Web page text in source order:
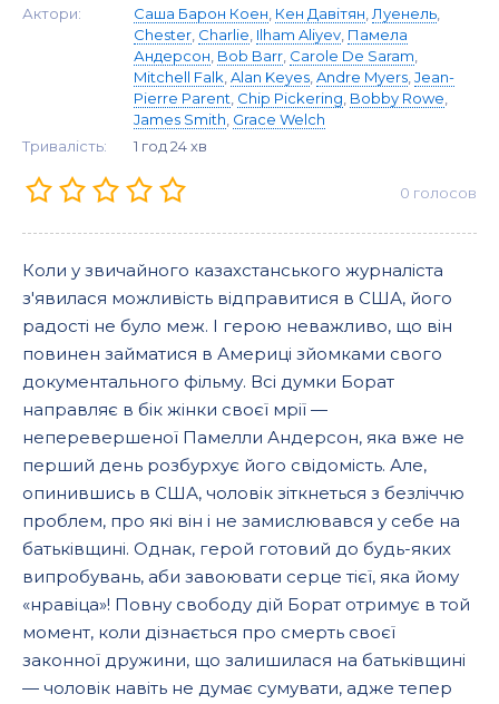
Актори:
Саша Барон Коен Кен Давітян Луенель
Chester Charlie Ilham Aliyev Памела
Андерсон Bob Barr Carole De Saram
Mitchell Falk Alan Keyes Andre Myers Jean-
Pierre Parent Chip Pickering Bobby Rowe
James Smith Grace Welch
Тривалість:
1 год 24 хв
0 голосов
Коли у звичайного казахстанського журналіста
з'явилася можливість відправитися в США, його
радості не було меж. І герою неважливо, що він
повинен займатися в Америці зйомками свого
документального фільму. Всі думки Борат
направляє в бік жінки своєї мрії —
неперевершеної Памелли Андерсон, яка вже не
перший день розбурхує його свідомість. Але,
опинившись в США, чоловік зіткнеться з безліччю
проблем, про які він і не замислювався у себе на
батьківщині. Однак, герой готовий до будь-яких
випробувань, аби завоювати серце тієї, яка йому
«нравіца»! Повну свободу дій Борат отримує в той
момент, коли дізнається про смерть своєї
законної дружини, що залишилася на батьківщині
— чоловік навіть не думає сумувати, адже тепер